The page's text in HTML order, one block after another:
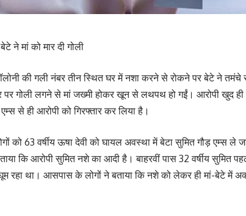
ने मां को मार दी गोली
की गली नंबर तीन स्थित घर में नशा करने से रोकने पर बेटे ने तमंचे
पर गोली लगने से मां जख्मी होकर खून से लथपथ हो गईं। आरोपी खुद
से ही आरोपी को गिरफ्तार कर लिया है।
को 63 वर्षीय ऊषा देवी को घायल अवस्था में बेटा सुमित गौड़ एम्स ले
कि आरोपी सुमित नशे का आदी है। बाहरवीं पास 32 वर्षीय
घूम रहा था। आसपास के लोगों ने बताया कि नशे को लेकर ही मां-बेटे में